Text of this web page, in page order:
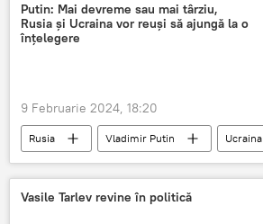
Putin: Mai devreme sau mai târziu,
Rusia și Ucraina vor reuși să ajungă la o
înțelegere
9 Februarie 2024, 18:20
Rusia Vladimir Putin Ucraina
Vasile Tarlev revine în politică